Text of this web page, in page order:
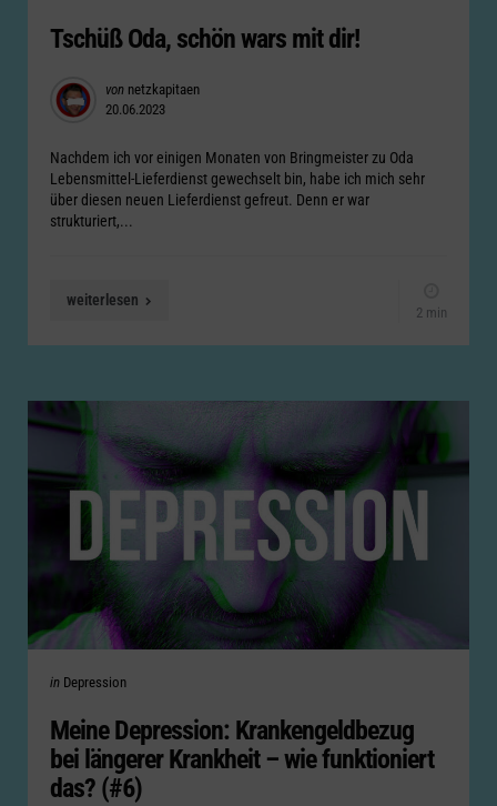
Tschüß Oda, schön wars mit dir!
Posted
by
von netzkapitaen
20.06.2023
Nachdem ich vor einigen Monaten von Bringmeister zu Oda
Lebensmittel-Lieferdienst gewechselt bin, habe ich mich sehr
über diesen neuen Lieferdienst gefreut. Denn er war
strukturiert,...
weiterlesen
2 min
Categories
Posted
in Depression
Meine Depression: Krankengeldbezug
bei längerer Krankheit – wie funktioniert
das? (#6)